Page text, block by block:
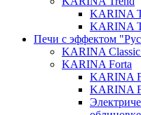
KARINA
KARINA
Печи с эффектом
KARINA Classic
KARINA Forta
KARINA
KARINA